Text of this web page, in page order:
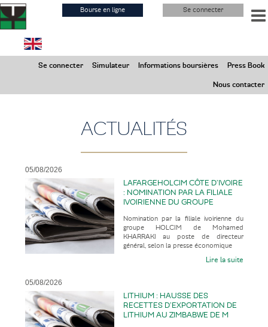
Aller
au
contenu
principal
Bourse en ligne Se connecter
Se connecter Simulateur Informations boursières Press Book
Nous contacter
Vendredi 7 Août 2026
ACTUALITÉS
05/08/2026
LAFARGEHOLCIM CÔTE D’IVOIRE
: NOMINATION PAR LA FILIALE
IVOIRIENNE DU GROUPE
KHARRAKI AU POSTE DE
DIRECTEUR GÉNÉRAL
Nomination par la filiale ivoirienne du
groupe HOLCIM de Mohamed
KHARRAKI au poste de directeur
général, selon la presse économique
Lire la suite
05/08/2026
LITHIUM : HAUSSE DES
RECETTES D’EXPORTATION DE
LITHIUM AU ZIMBABWE DE M